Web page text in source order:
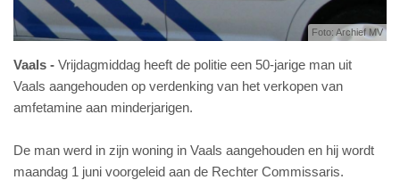
Foto: Archief MV
Vaals
Vrijdagmiddag heeft de politie een 50-jarige man uit
Vaals aangehouden op verdenking van het verkopen van
amfetamine aan minderjarigen.
De man werd in zijn woning in Vaals aangehouden en hij wordt
maandag 1 juni voorgeleid aan de Rechter Commissaris.